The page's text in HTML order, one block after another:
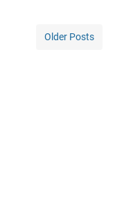
Older Posts